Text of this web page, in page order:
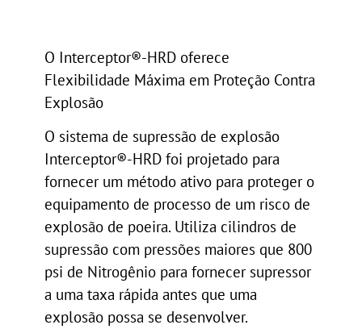
O Interceptor®-HRD oferece
Flexibilidade Máxima em Proteção Contra
Explosão
O sistema de supressão de explosão
Interceptor®-HRD foi projetado para
fornecer um método ativo para proteger o
equipamento de processo de um risco de
explosão de poeira. Utiliza cilindros de
supressão com pressões maiores que 800
psi de Nitrogênio para fornecer supressor
a uma taxa rápida antes que uma
explosão possa se desenvolver.